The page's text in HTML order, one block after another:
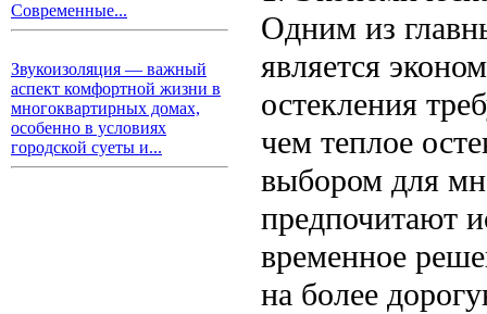
Современные...
Звукоизоляция — важный
аспект комфортной жизни в
многоквартирных домах,
особенно в условиях
городской суеты и...
Одним из
является
остекления
чем теплое
выбором для
предпочитают
временное
на более